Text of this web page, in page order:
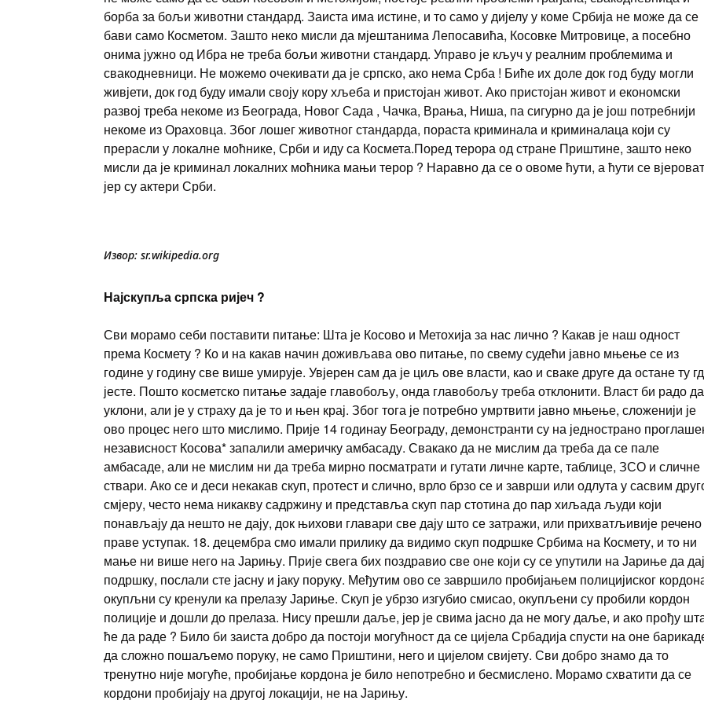
борба за бољи животни стандард. Заиста има истине, и то само у дијелу у коме Србија не може да се
бави само Косметом. Зашто неко мисли да мјештанима Лепосавића, Косовке Митровице, а посебно
онима јужно од Ибра не треба бољи животни стандард. Управо је кључ у реалним проблемима и
свакодневници. Не можемо очекивати да је српско, ако нема Срба ! Биће их доле док год буду могли
живјети, док год буду имали своју кору хљеба и пристојан живот. Ако пристојан живот и економски
развој треба некоме из Београда, Новог Сада , Чачка, Врања, Ниша, па сигурно да је још потребнији
некоме из Ораховца. Због лошег животног стандарда, пораста криминала и криминалаца који су
прерасли у локалне моћнике, Срби и иду са Космета.Поред терора од стране Приштине, зашто неко
мисли да је криминал локалних моћника мањи терор ? Наравно да се о овоме ћути, а ћути се
јер су актери Срби.
Извор: sr.wikipedia.org
Најскупља српска ријеч ?
Сви морамо себи поставити питање: Шта је Косово и Метохија за нас лично ? Какав је наш одност
према Космету ? Ко и на какав начин доживљава ово питање, по свему судећи јавно мњење се из
године у годину све више умирује. Увјерен сам да је циљ ове власти, као и сваке друге да остане ту
јесте. Пошто косметско питање задаје главобољу, онда главобољу треба отклонити. Власт би радо да
уклони, али је у страху да је то и њен крај. Због тога је потребно умртвити јавно мњење, сложенији је
ово процес него што мислимо. Прије 14 годинау Београду, демонстранти су на једнострано
независност Косова* запалили америчку амбасаду. Свакако да не мислим да треба да се пале
амбасаде, али не мислим ни да треба мирно посматрати и гутати личне карте, таблице, ЗСО и сличне
ствари. Ако се и деси некакав скуп, протест и слично, врло брзо се и заврши или одлута у сасвим
смјеру, често нема никакву садржину и представља скуп пар стотина до пар хиљада људи који
понављају да нешто не дају, док њихови главари све дају што се затражи, или прихватљивије речено
праве уступак. 18. децембра смо имали прилику да видимо скуп подршке Србима на Космету, и то ни
мање ни више него на Јарињу. Прије свега бих поздравио све оне који су се упутили на Јариње да
подршку, послали сте јасну и јаку поруку. Међутим ово се завршило пробијањем полицијиског
окупљни су кренули ка прелазу Јариње. Скуп је убрзо изгубио смисао, окупљени су пробили кордон
полиције и дошли до прелаза. Нису прешли даље, јер је свима јасно да не могу даље, и ако прођу
ће да раде ? Било би заиста добро да постоји могућност да се цијела Србадија спусти на оне
да сложно пошаљемо поруку, не само Приштини, него и цијелом свијету. Сви добро знамо да то
тренутно није могуће, пробијање кордона је било непотребно и бесмислено. Морамо схватити да се
кордони пробијају на другој локацији, не на Јарињу.